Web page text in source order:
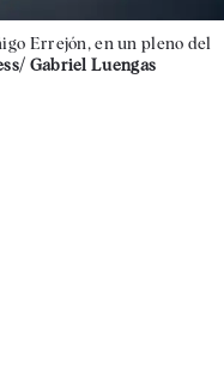
Errejón, en un pleno del
Gabriel Luengas